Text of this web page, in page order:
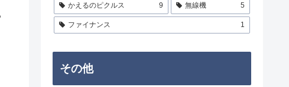
かえるのピクルス 9 無線機 5
ファイナンス 1
その他